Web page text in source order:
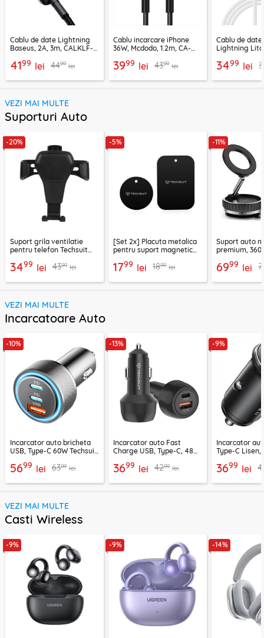
Cablu de date Lightning
Baseus, 2A, 3m, CALKLF-
4199 lei 4499 lei
Cablu incarcare iPhone
36W, Mcdodo, 1.2m, CA-
3999 lei 4399 lei
Cablu de date
Lightning
3499 lei
VEZI MAI MULTE
Suporturi Auto
-20%
Suport grila ventilatie
pentru telefon Techsuit
3499 lei 4399 lei
-5%
[Set 2x] Placuta metalica
pentru suport magnetic
negru
1799 lei 1899 lei
-11%
Suport auto
premium,
6999 lei
VEZI MAI MULTE
Incarcatoare Auto
-10%
Incarcator auto bricheta
USB, Type-C 60W Techsuit
5699 lei 6399 lei
-13%
Incarcator auto Fast
Charge USB, Type-C, 48W
3699 lei 4299 lei
-9%
Incarcator
Type-C Lisen,
3699 lei
VEZI MAI MULTE
Casti Wireless
-9% -9% -14%